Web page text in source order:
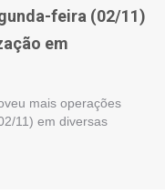
feira (02/11)
em
mais operações
11) em diversas